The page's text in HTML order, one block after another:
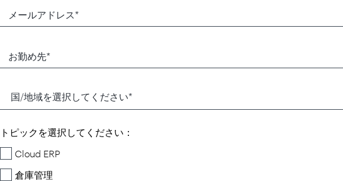
トピックを選択してください：
Cloud ERP
倉庫管理